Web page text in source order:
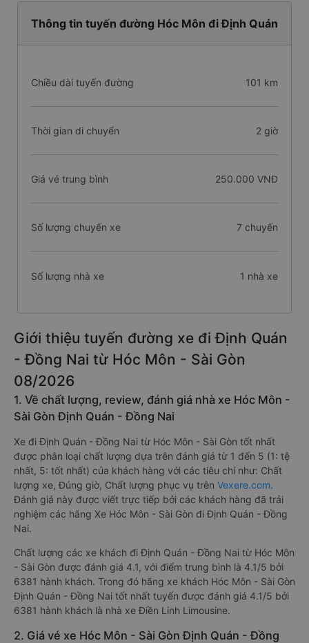
Thông tin tuyến đường Hóc Môn đi Định Quán
Chiều dài tuyến đường 101 km
Thời gian di chuyển 2 giờ
Giá vé trung bình 250.000 VNĐ
Số lượng chuyến xe 7 chuyến
Số lượng nhà xe 1 nhà xe
Giới thiệu tuyến đường xe đi Định Quán
- Đồng Nai từ Hóc Môn - Sài Gòn
08/2026
1. Về chất lượng, review, đánh giá nhà xe Hóc Môn -
Sài Gòn Định Quán - Đồng Nai
Xe đi Định Quán - Đồng Nai từ Hóc Môn - Sài Gòn tốt nhất
được phân loại chất lượng dựa trên đánh giá từ 1 đến 5 (1: tệ
nhất, 5: tốt nhất) của khách hàng với các tiêu chí như: Chất
lượng xe, Đúng giờ, Chất lượng phục vụ trên Vexere.com.
Đánh giá này được viết trực tiếp bởi các khách hàng đã trải
nghiệm các hãng Xe Hóc Môn - Sài Gòn đi Định Quán - Đồng
Nai.
Chất lượng các xe khách đi Định Quán - Đồng Nai từ Hóc Môn
- Sài Gòn được đánh giá 4.1, với điểm trung bình là 4.1/5 bởi
6381 hành khách. Trong đó hãng xe khách Hóc Môn - Sài Gòn
Định Quán - Đồng Nai tốt nhất tuyến được đánh giá 4.1/5 bởi
6381 hành khách là nhà xe Điền Linh Limousine.
2. Giá vé xe Hóc Môn - Sài Gòn Định Quán - Đồng